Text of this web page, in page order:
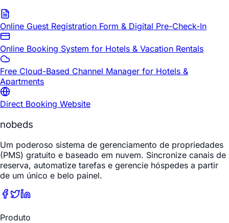
Online Guest Registration Form & Digital Pre-Check-In
Online Booking System for Hotels & Vacation Rentals
Free Cloud-Based Channel Manager for Hotels &
Apartments
Direct Booking Website
nobeds
Um poderoso sistema de gerenciamento de propriedades
(PMS) gratuito e baseado em nuvem. Sincronize canais de
reserva, automatize tarefas e gerencie hóspedes a partir
de um único e belo painel.
Produto